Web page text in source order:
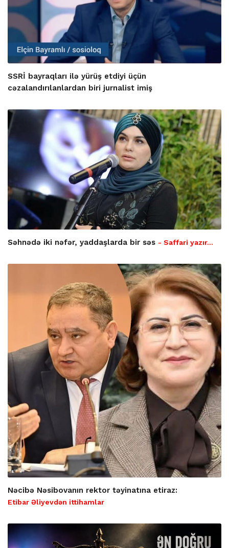
SSRİ bayraqları ilə yürüş etdiyi üçün
cəzalandırılanlardan biri jurnalist imiş
Səhnədə iki nəfər, yaddaşlarda bir səs - Saffari yazır…
Nəcibə Nəsibovanın rektor təyinatına etiraz:
Etibar Əliyevdən ittihamlar